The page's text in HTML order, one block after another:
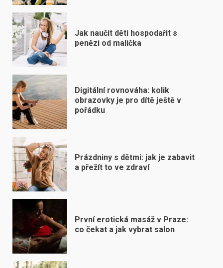
Jak naučit děti hospodařit s
penězi od malička
Digitální rovnováha: kolik
obrazovky je pro dítě ještě v
pořádku
Prázdniny s dětmi: jak je zabavit
a přežít to ve zdraví
První erotická masáž v Praze:
co čekat a jak vybrat salon